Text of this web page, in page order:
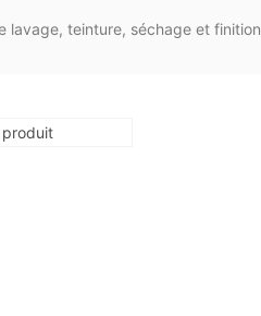
lavage, teinture, séchage et finition